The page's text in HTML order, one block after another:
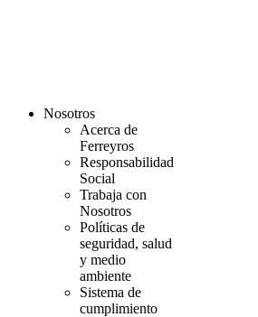
Nosotros
Acerca de
Ferreyros
Responsabilidad
Social
Trabaja con
Nosotros
Políticas de
seguridad, salud
y medio
ambiente
Sistema de
cumplimiento